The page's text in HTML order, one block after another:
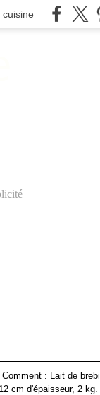
cuisine
: Lait de brebi
cm d'épaisseur, 2 kg.